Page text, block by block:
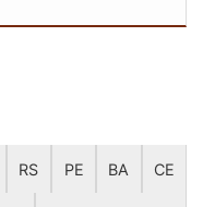
RS PE BA CE